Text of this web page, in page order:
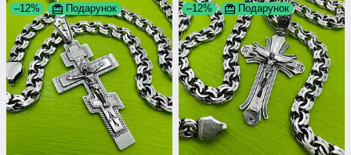
–12% Подарунок –12% Подарунок